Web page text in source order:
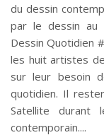
du dessin
par le dessin au
Dessin Quotidien
les huit artistes
sur leur besoin
quotidien. Il
Satellite durant
contemporain.